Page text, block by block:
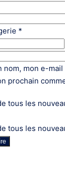
*
nom, mon e-
prochain
tous les
tous les